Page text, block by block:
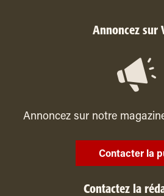
Annoncez sur
Annoncez sur notre
Contacter la
Contactez la